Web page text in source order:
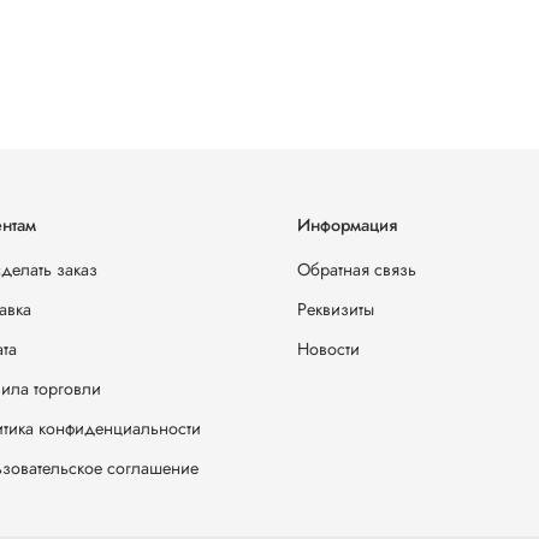
заказ
торговли
конфиденциальности
соглашение
Информация
Обратная связь
Реквизиты
Новости